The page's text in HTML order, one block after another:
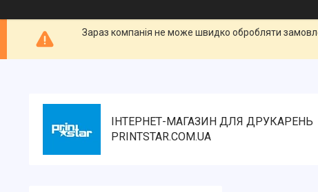
Зараз компанія не може швидко обробляти
ІНТЕРНЕТ-МАГАЗИН ДЛЯ ДРУКАРЕНЬ
PRINTSTAR.COM.UA